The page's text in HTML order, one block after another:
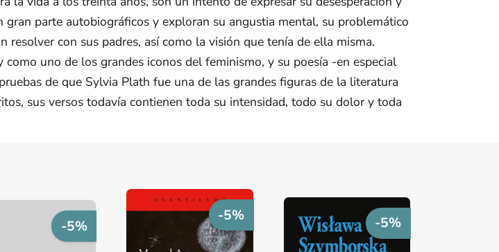
parte autobiográficos y exploran su angustia mental, su problemático
con sus padres, así como la visión que tenía de ella misma.
uno de los grandes iconos del feminismo, y su poesía -en especial
de que Sylvia Plath fue una de las grandes figuras de la literatura
sus versos todavía contienen toda su intensidad, todo su dolor y toda
-5%
-5% -5%